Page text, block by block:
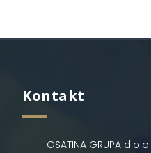
Kontakt
OSATINA GRUPA d.o.o.